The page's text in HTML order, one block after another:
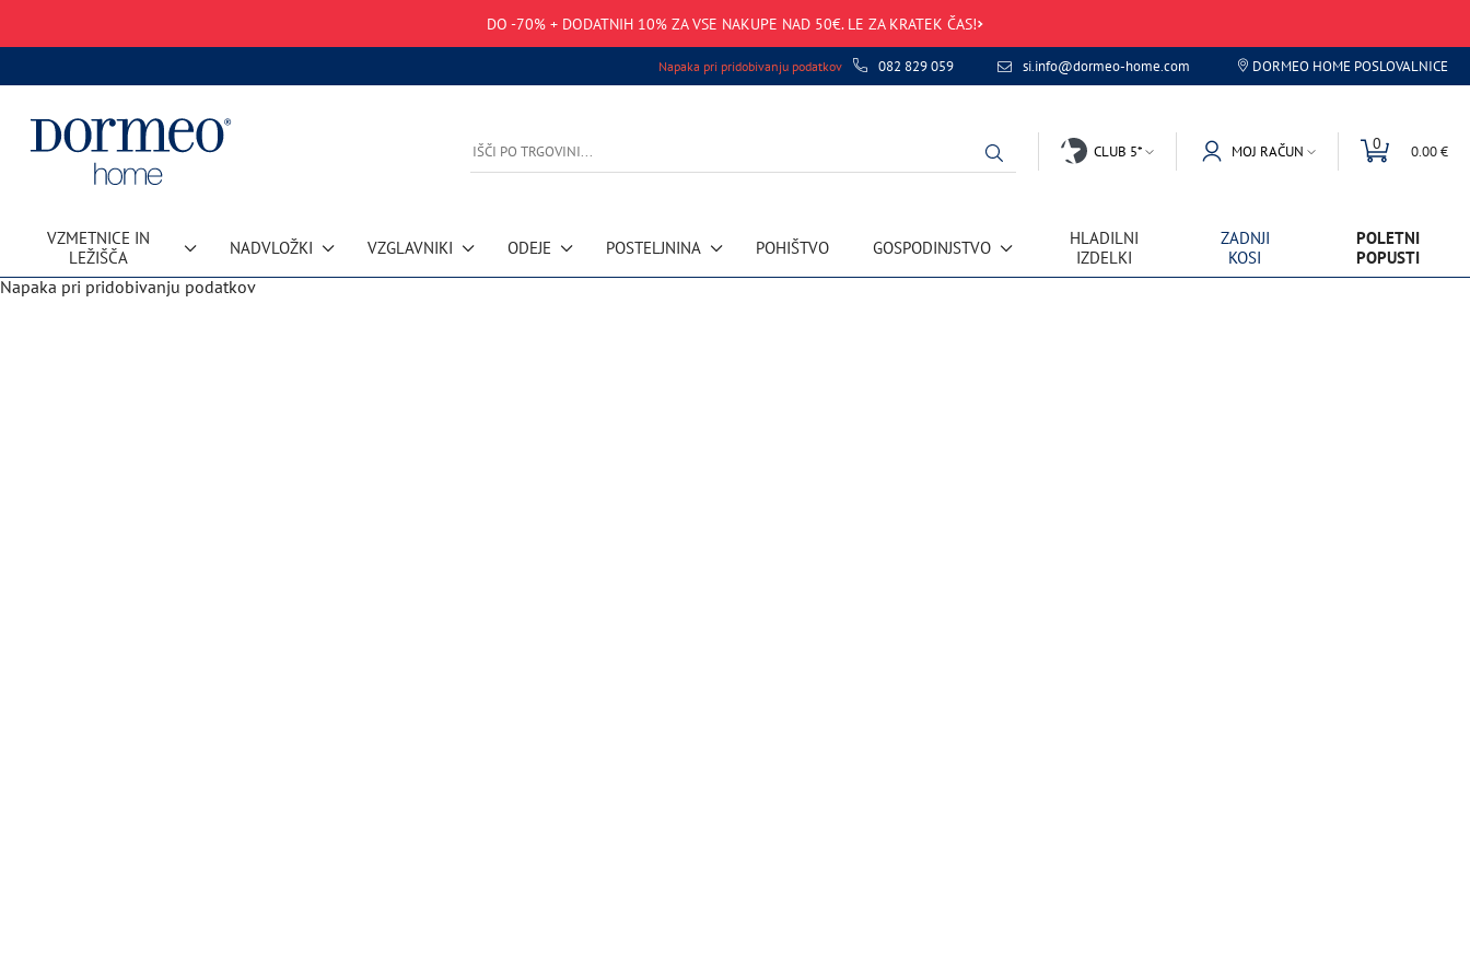
DO -70% + DODATNIH 10% ZA VSE NAKUPE NAD 50€. LE ZA KRATEK ČAS!
Napaka pri pridobivanju podatkov 082 829 059 si.info@dormeo-home.com DORMEO HOME POSLOVALNICE
CLUB 5* MOJ RAČUN 0 0.00 €
VZMETNICE IN
LEŽIŠČA
NADVLOŽKI VZGLAVNIKI ODEJE POSTELJNINA POHIŠTVO GOSPODINJSTVO
HLADILNI
IZDELKI
ZADNJI
KOSI
POLETNI
POPUSTI
Napaka pri pridobivanju podatkov